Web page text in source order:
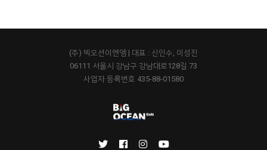
(주) 빅오션이엔엠 | 대표 : 신인수, 이성진
06111 서울시 강남구 강남대로128길 73
사업자 등록번호 435-88-01580